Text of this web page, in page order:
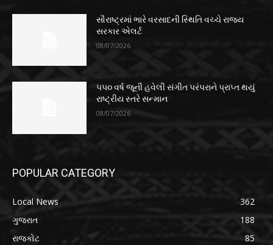
સૌરાષ્ટ્રમાં ભારે વરસાદની સ્થિતિ વચ્ચે રાજ્ય
સરકાર એલર્ટ
08/07/2026
૫૫૦ વર્ષ જૂની હવેલી સંગીત પરંપરાને પ્રાપ્ત થયું
રાષ્ટ્રીય સ્તરે સન્માન
08/07/2026
POPULAR CATEGORY
Local News
362
ગુજરાત
188
રાજકોટ
85